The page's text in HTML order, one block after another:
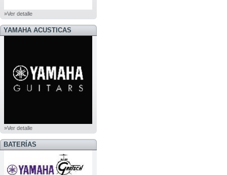
»Ver detalle
YAMAHA ACUSTICAS
»Ver detalle
BATERÍAS